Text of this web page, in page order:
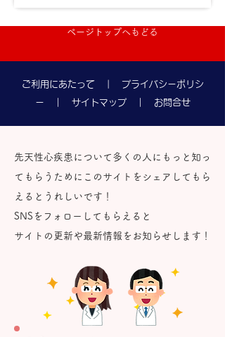
ページトップへもどる
ご利用にあたって|
プライバシーポリシ
ー
サイトマップ｜ お問合せ
先天性心疾患について多くの人にもっと知っ
てもらうためにこのサイトをシェアしてもら
えるとうれしいです！
SNSをフォローしてもらえると
サイトの更新や最新情報をお知らせします！